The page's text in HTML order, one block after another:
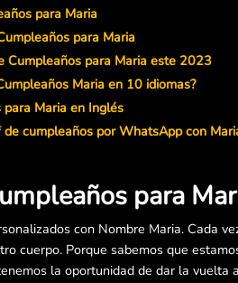
para Maria
para Maria
Cumpleaños para Maria este 2023
Maria en 10 idiomas?
Maria en Inglés
de cumpleaños por WhatsApp con
para
con Nombre Maria. Cada
cuerpo. Porque sabemos que
la oportunidad de dar la